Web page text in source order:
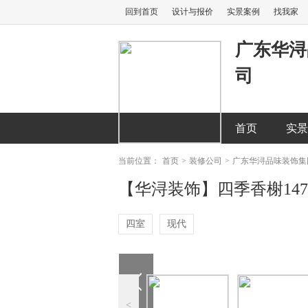
回到首页 设计与报价 实景案例 找我家
广东华
司
首页 实
当前位置： 首页 > 装修公司 > 广东华浔品味装饰
【华浔装饰】四季香榭
四室 现代
<